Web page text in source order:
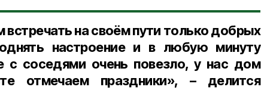
на своём пути только добрых
настроение и в любую минуту
с соседями очень повезло, у нас дом
отмечаем праздники», – делится